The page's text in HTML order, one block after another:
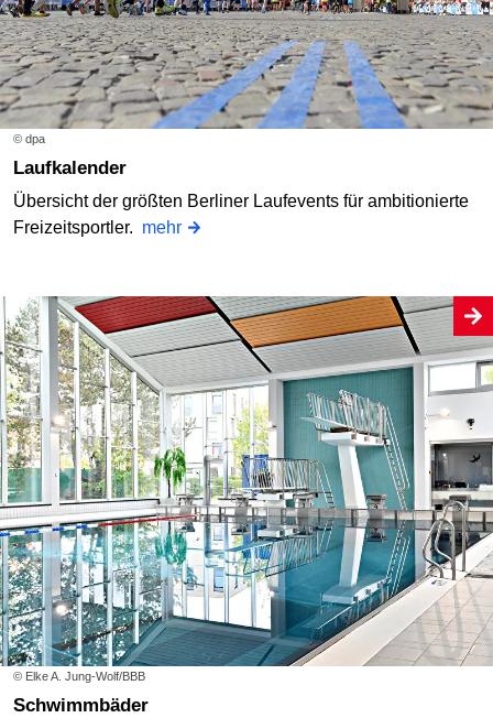
© dpa
Laufkalender
Übersicht der größten Berliner Laufevents für ambitionierte
Freizeitsportler. mehr
© Elke A. Jung-Wolf/BBB
Schwimmbäder